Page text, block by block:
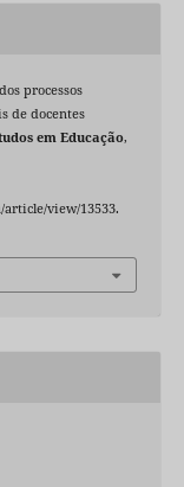
processos
de docentes
em Educação,
view/13533.